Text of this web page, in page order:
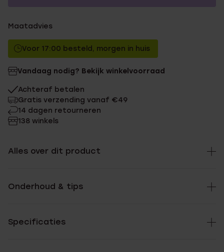
Zonder memberkorting
Maatadvies
Voor 17:00 besteld, morgen in huis
Vandaag nodig? Bekijk winkelvoorraad
Achteraf betalen
Gratis verzending vanaf €49
14 dagen retourneren
138 winkels
Alles over dit product
Onderhoud & tips
Specificaties